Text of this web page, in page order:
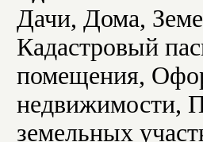
Дачи, Дома,
Кадастровый
помещения,
недвижимости,
земельных